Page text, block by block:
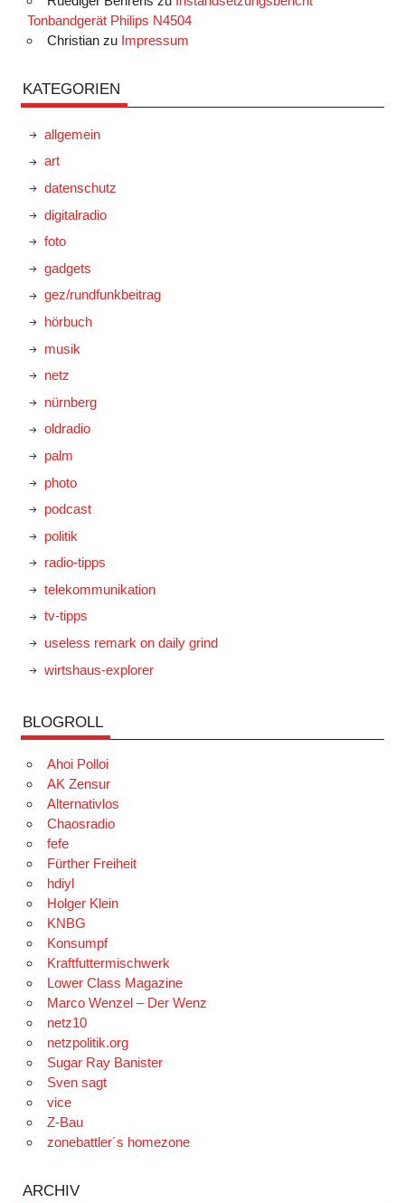
Tonbandgerät Philips N4504
Christianzu Impressum
KATEGORIEN
allgemein
art
datenschutz
digitalradio
foto
gadgets
gez/rundfunkbeitrag
hörbuch
musik
netz
nürnberg
oldradio
palm
photo
podcast
politik
radio-tipps
telekommunikation
tv-tipps
useless remark on daily grind
wirtshaus-explorer
BLOGROLL
Ahoi Polloi
AK Zensur
Alternativlos
Chaosradio
fefe
Fürther Freiheit
hdiyl
Holger Klein
KNBG
Konsumpf
Kraftfuttermischwerk
Lower Class Magazine
Marco Wenzel – Der Wenz
netz10
netzpolitik.org
Sugar Ray Banister
Sven sagt
vice
Z-Bau
zonebattler´s homezone
ARCHIV